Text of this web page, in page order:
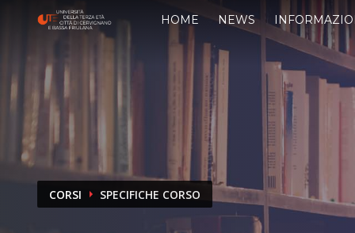
HOME NEWS
CORSI SPECIFICHE CORSO